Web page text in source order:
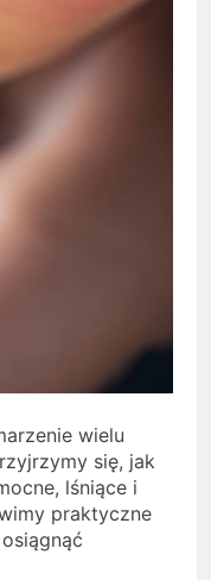
wielu
się, jak
lśniące i
praktyczne